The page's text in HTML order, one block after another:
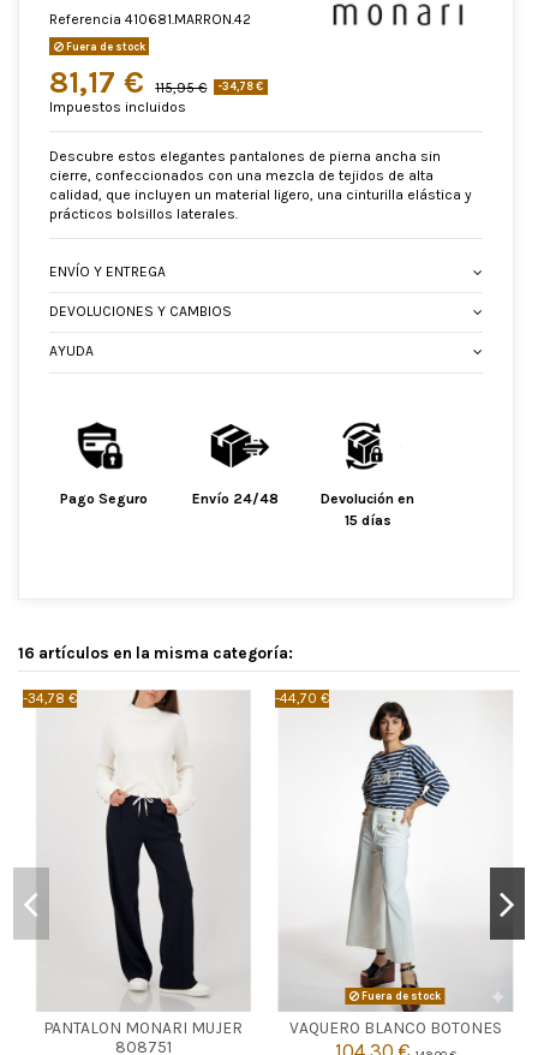
Referencia 410681.MARRON.42
Fuera de stock
81,17 € 115,95 € -34,78 €
Impuestos incluidos
Descubre estos elegantes pantalones de pierna ancha sin
cierre, confeccionados con una mezcla de tejidos de alta
calidad, que incluyen un material ligero, una cinturilla elástica y
prácticos bolsillos laterales.
ENVÍO Y ENTREGA
DEVOLUCIONES Y CAMBIOS
AYUDA
Pago Seguro Envío 24/48
Devolución en
15 días
16 artículos en la misma categoría:
-34,78 €
PANTALON MONARI MUJER
808751
AZUL MARINO
38
-44,70 €
Fuera de stock
VAQUERO BLANCO BOTONES
 Agotado